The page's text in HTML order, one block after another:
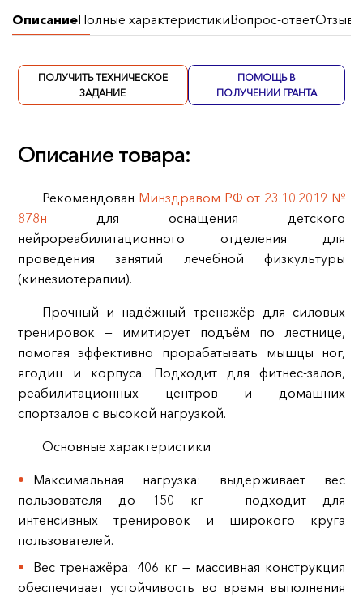
ОписаниеПолные характеристикиВопрос-ответОтзывы
ПОЛУЧИТЬ ТЕХНИЧЕСКОЕ
ЗАДАНИЕ
ПОМОЩЬ В
ПОЛУЧЕНИИ ГРАНТА
Описание товара:
Рекомендован Минздравом РФ от 23.10.2019 №
878н для оснащения детского
нейрореабилитационного отделения для
проведения занятий лечебной физкультуры
(кинезиотерапии).
Прочный и надёжный тренажёр для силовых
тренировок — имитирует подъём по лестнице,
помогая эффективно прорабатывать мышцы ног,
ягодиц и корпуса. Подходит для фитнес‑залов,
реабилитационных центров и домашних
спортзалов с высокой нагрузкой.
Основные характеристики
Максимальная нагрузка: выдерживает вес
пользователя до 150 кг — подходит для
интенсивных тренировок и широкого круга
пользователей.
Вес тренажёра: 406 кг — массивная конструкция
обеспечивает устойчивость во время выполнения